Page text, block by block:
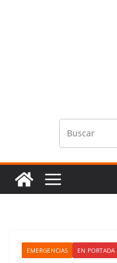
EMERGENCIAS EN PORTADA